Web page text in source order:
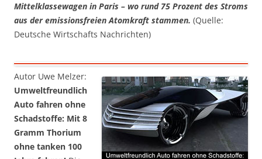
Mittelklassewagen in Paris – wo rund 75 Prozent des Stroms
aus der emissionsfreien Atomkraft stammen. (Quelle:
Deutsche Wirtschafts Nachrichten)
Autor Uwe Melzer:
Umweltfreundlich
Auto fahren ohne
Schadstoffe: Mit 8
Gramm Thorium
ohne tanken 100